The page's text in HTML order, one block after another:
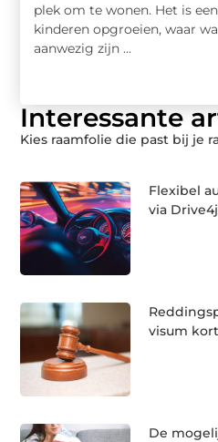
plek om te wonen. Het is
kinderen opgroeien, waar
aanwezig zijn ...
Interessante
Kies raamfolie die past bij je
Flexibel
via
visum
De